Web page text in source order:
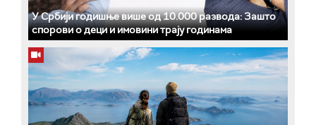
У Србији годишње више од 10.000 развода: Зашто
спорови о деци и имовини трају годинама